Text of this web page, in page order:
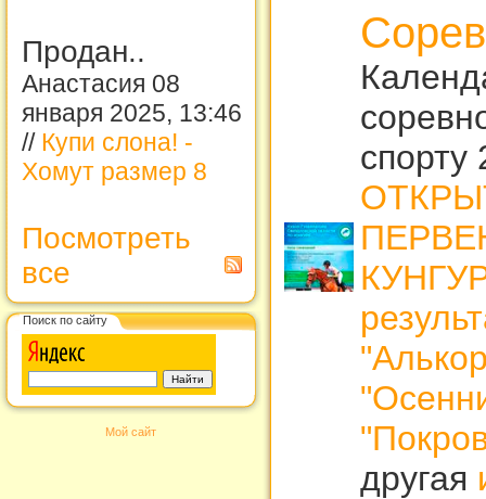
Продан..
Анастасия 08
января 2025, 13:46
// Купи слона! -
Хомут размер 8
Посмотреть
все
Поиск по сайту
Мой сайт
спорту
другая